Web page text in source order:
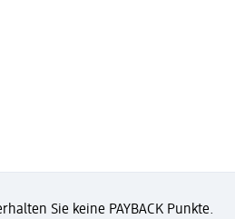
Sie keine PAYBACK Punkte.